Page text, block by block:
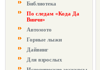
Библиотека
По следам «Кода Да
Винчи»
Автомото
Горные лыжи
Дайвинг
Для взрослых